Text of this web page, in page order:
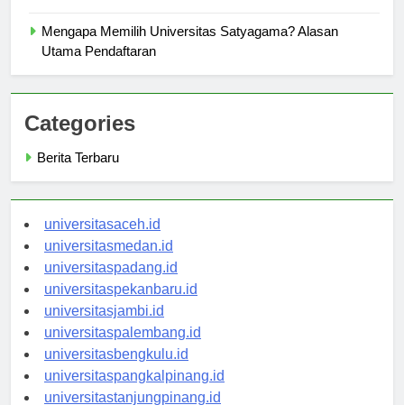
Mengapa Memilih Universitas Satyagama? Alasan
Categories
universitasaceh.id
universitasmedan.id
universitaspadang.id
universitaspekanbaru.id
universitasjambi.id
universitaspalembang.id
universitasbengkulu.id
universitaspangkalpinang.id